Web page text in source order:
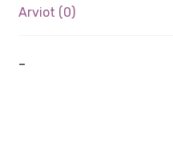
Arviot (0)
–